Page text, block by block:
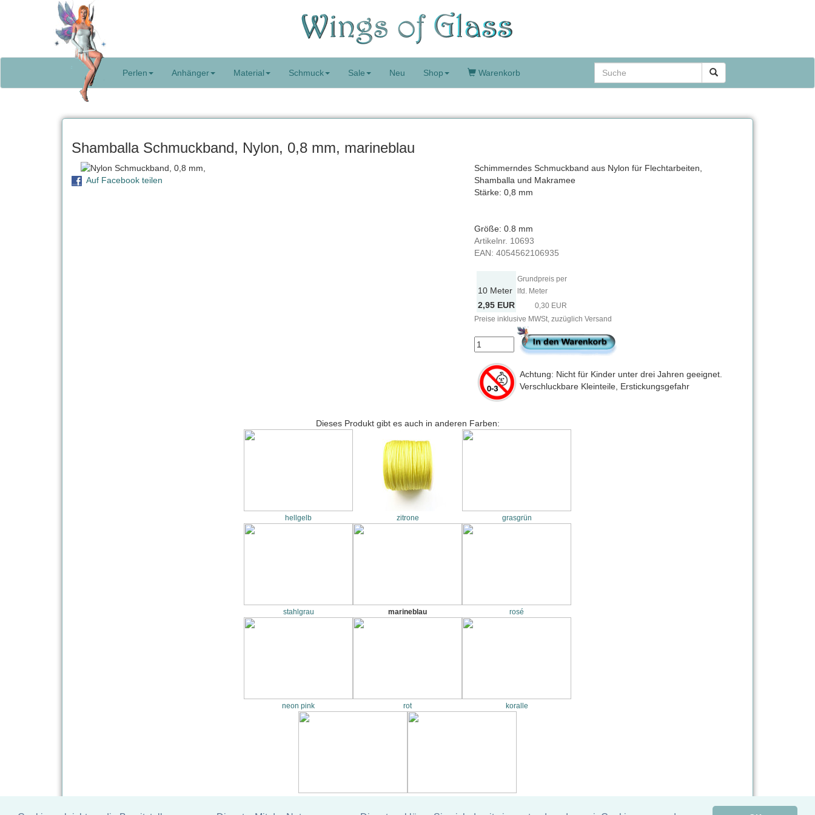
Perlen Anhänger Material Schmuck Sale Neu Shop Warenkorb
Shamballa Schmuckband, Nylon, 0,8 mm, marineblau
Auf Facebook teilen
Schimmerndes Schmuckband aus Nylon für Flechtarbeiten,
Shamballa und Makramee
Stärke: 0,8 mm
Größe: 0.8 mm
Artikelnr. 10693
EAN: 4054562106935
10 Meter
Grundpreis per
lfd. Meter
2,95 EUR
0,30 EUR
Preise inklusive MWSt, zuzüglich Versand
Achtung: Nicht für Kinder unter drei Jahren geeignet.
Verschluckbare Kleinteile, Erstickungsgefahr
Dieses Produkt gibt es auch in anderen Farben:
hellgelb zitrone grasgrün
stahlgrau marineblau rosé
neon pink rot koralle